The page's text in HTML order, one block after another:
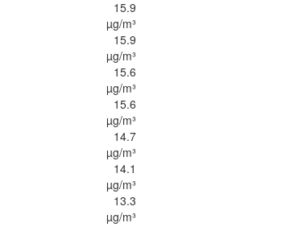
15.9
µg/m³
15.9
µg/m³
15.6
µg/m³
15.6
µg/m³
14.7
µg/m³
14.1
µg/m³
13.3
µg/m³